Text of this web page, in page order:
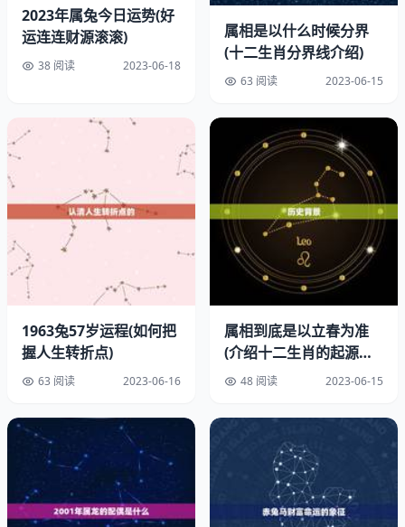
账号更加生动有趣。
射手座女性通常拥有一颗年轻、活力的心，甜美的萝莉头像
也是一个不错的选择。这种头像通常会有一些粉色或者紫色
的元素，让人感到温柔和甜美。这种头像也可以让射手座女
三、清新的花仙子头像
射手座女性通常喜欢大自然和美丽的事物，清新的花仙子头
像也是一个不错的选择。这种头像通常会有一些花朵或者翅
2023年属兔今日运势(好
运连连财源滚滚)
38 阅读 2023-06-18
属相是以什么时候分界
(十二生肖分界线介绍)
63 阅读 2023-06-15
1963兔57岁运程(如何把
握人生转折点)
63 阅读 2023-06-16
属相到底是以立春为准
(介绍十二生肖的起源及
其与立春的关系)
48 阅读 2023-06-15